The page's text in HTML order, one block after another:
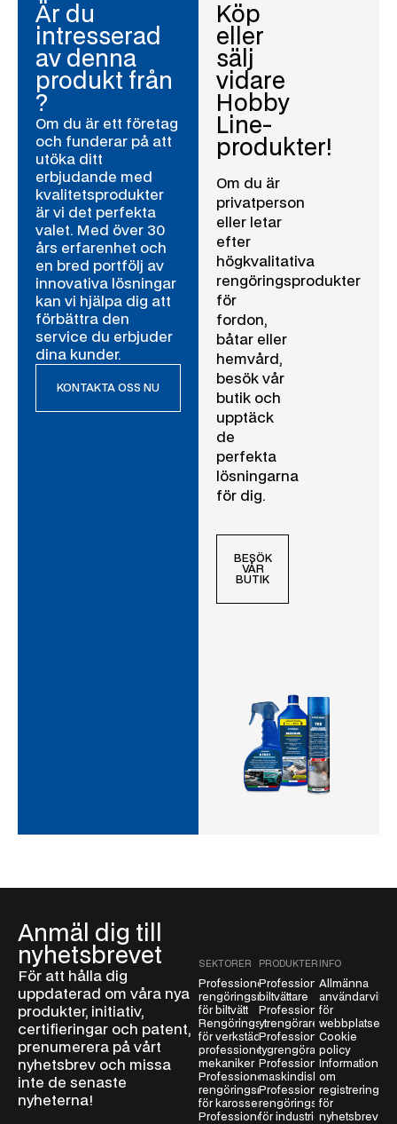
Är du
intresserad
av denna
produkt från
?
Om du är ett företag
och funderar på att
utöka ditt
erbjudande med
kvalitetsprodukter
är vi det perfekta
valet. Med över 30
års erfarenhet och
en bred portfölj av
innovativa lösningar
kan vi hjälpa dig att
förbättra den
service du erbjuder
dina kunder.
KONTAKTA OSS NU
Köp
eller
sälj
vidare
Hobby
Line-
produkter!
Om du är
privatperson
eller letar
efter
högkvalitativa
rengöringsprodukter
för
fordon,
båtar eller
hemvård,
besök vår
butik och
upptäck
de
perfekta
lösningarna
för dig.
BESÖK
VÅR
BUTIK
Anmäl dig till
nyhetsbrevet
För att hålla dig
uppdaterad om våra nya
produkter, initiativ,
certifieringar och patent,
prenumerera på vårt
nyhetsbrev och missa
inte de senaste
nyheterna!
SEKTORER
Professionella
rengöringsmedel
för biltvätt
Rengöringsmedel
för verkstäder och
professionella
mekaniker
Professionella
rengöringsmedel
för karosseri
Professionella
PRODUKTER
Professionella
biltvättare
Professionella
ytrengörare
Professionella
tygrengörare
Professionella
maskindiskmedel
Professionella
rengöringsmedel
för industriell
INFO
Allmänna
för
webbplatsen
Cookie
policy
Information
om
registrering
för
nyhetsbrev